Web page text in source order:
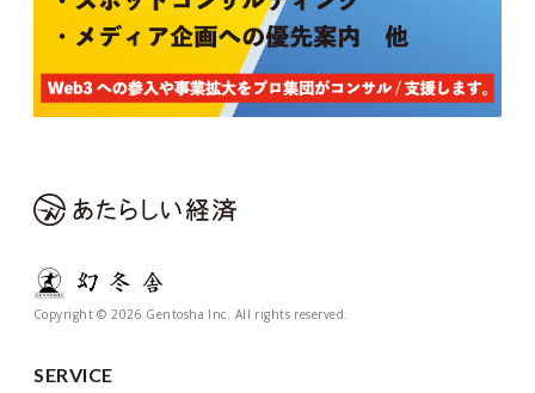
Copyright © 2026 Gentosha Inc. All rights reserved.
SERVICE